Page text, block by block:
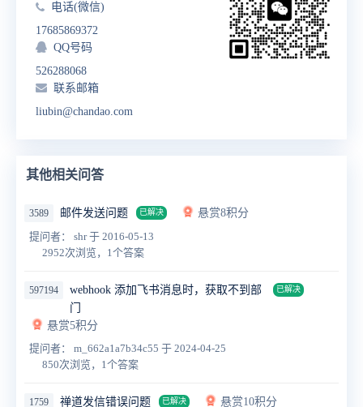
电话(微信)
17685869372
QQ号码
526288068
联系邮箱
liubin@chandao.com
其他相关问答
3589 邮件发送问题 已解决
悬赏8积分
提问者： shr于 2016-05-13
2952次浏览，1个答案
597194
webhook 添加飞书消息时，获取不到部
门
已解决
悬赏5积分
提问者： m_662a1a7b34c55 于 2024-04-25
850次浏览，1个答案
1759 禅道发信错误问题 已解决 悬赏10积分